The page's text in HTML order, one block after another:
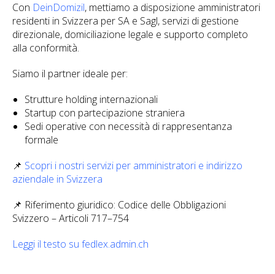
Con DeinDomizil, mettiamo a disposizione amministratori
residenti in Svizzera per SA e Sagl, servizi di gestione
direzionale, domiciliazione legale e supporto completo
alla conformità.
Siamo il partner ideale per:
Strutture holding internazionali
Startup con partecipazione straniera
Sedi operative con necessità di rappresentanza
formale
📌 Scopri i nostri servizi per amministratori e indirizzo
aziendale in Svizzera
📌 Riferimento giuridico: Codice delle Obbligazioni
Svizzero – Articoli 717–754
Leggi il testo su fedlex.admin.ch